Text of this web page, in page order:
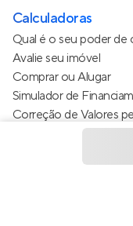
Calculadoras
Qual é o seu poder de
Avalie seu imóvel
Comprar ou Alugar
Simulador de
Correção de Valores
Estimativa de valor